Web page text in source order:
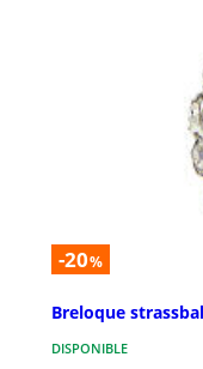
-20%
Breloque
DISPONIBLE